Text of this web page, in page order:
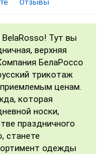
Отзывы
Тут вы
верхняя
трикотаж
ценам.
которая
носки,
праздничного
станете
одежды